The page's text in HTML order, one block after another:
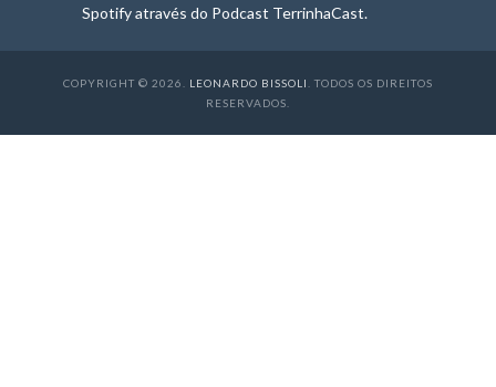
Spotify através do Podcast TerrinhaCast.
COPYRIGHT © 2026. LEONARDO BISSOLI
. TODOS OS DIREITOS
RESERVADOS